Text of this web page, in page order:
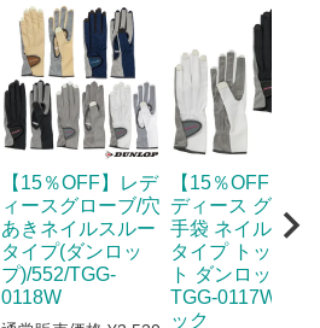
【15％OFF】レデ
ィースグローブ/穴
あきネイルスルー
タイプ(ダンロッ
プ)/552/TGG-
0118W
【15％OFF】 レ
ディース グロー
手袋 ネイルスル
タイプ トップカ
ト ダンロップ
TGG-0117W ブラ
ック